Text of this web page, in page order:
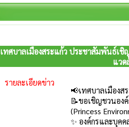
เทศบาลเมืองสระแก้ว ประชาสัมพันธ์เชิ
แวด
รายละเอียดข่าว
📢เทศบาลเมือง
📝ขอเชิญชวนอง
(Princess
✨ องค์กรและบุค